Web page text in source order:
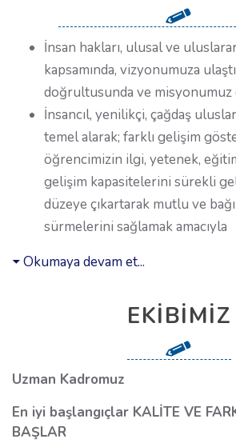
İnsan hakları, ulusal ve
kapsamında, vizyonumuza
doğrultusunda ve misyonumuz
İnsancıl, yenilikçi, çağdaş
temel alarak; farklı gelişim
öğrencimizin ilgi, yetenek,
gelişim kapasitelerini sürekli
düzeye çıkartarak mutlu ve
sürmelerini sağlamak amacıyla
Okumaya devam et...
EKIBIMIZ
Uzman Kadromuz
En iyi başlangıçlar KALİTE VE
BAŞLAR